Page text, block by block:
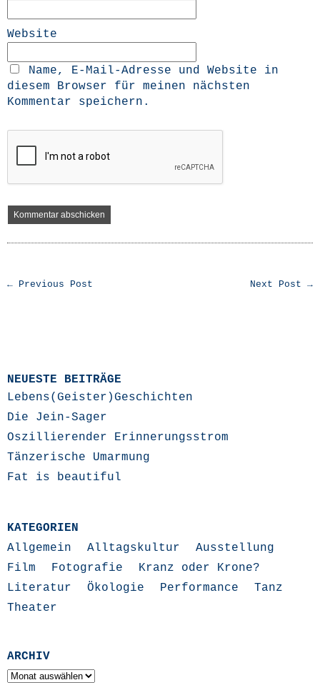
Website
Name, E-Mail-Adresse und Website in
diesem Browser für meinen nächsten
Kommentar speichern.
← Previous Post Next Post →
NEUESTE BEITRÄGE
Lebens(Geister)Geschichten
Die Jein-Sager
Oszillierender Erinnerungsstrom
Tänzerische Umarmung
Fat is beautiful
KATEGORIEN
Allgemein
Alltagskultur
Ausstellung
Film
Fotografie
Kranz oder Krone?
Literatur
Ökologie Performance
Tanz
Theater
ARCHIV
Archiv